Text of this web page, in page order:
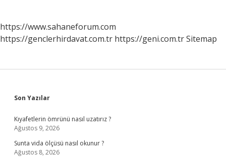
https://www.sahaneforum.com
https://genclerhirdavat.com.tr https://geni.com.trSitemap
Sidebar
Son Yazılar
Kıyafetlerin ömrünü nasıl uzatırız ?
Ağustos 9, 2026
Sunta vida ölçüsü nasıl okunur ?
Ağustos 8, 2026